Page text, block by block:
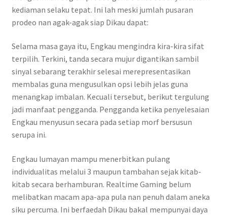
kediaman selaku tepat. Ini lah meski jumlah pusaran
prodeo nan agak-agak siap Dikau dapat:
Selama masa gaya itu, Engkau mengindra kira-kira sifat
terpilih. Terkini, tanda secara mujur digantikan sambil
sinyal sebarang terakhir selesai merepresentasikan
membalas guna mengusulkan opsi lebih jelas guna
menangkap imbalan. Kecuali tersebut, berikut tergulung
jadi manfaat pengganda. Pengganda ketika penyelesaian
Engkau menyusun secara pada setiap morf bersusun
serupa ini.
Engkau lumayan mampu menerbitkan pulang
individualitas melalui 3 maupun tambahan sejak kitab-
kitab secara berhamburan. Realtime Gaming belum
melibatkan macam apa-apa pula nan penuh dalam aneka
siku percuma. Ini berfaedah Dikau bakal mempunyai daya